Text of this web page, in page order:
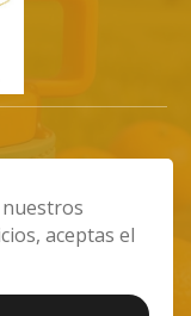
aceptas el
Las